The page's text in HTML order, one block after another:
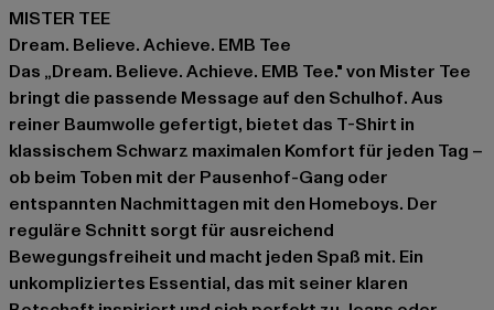
MISTER TEE
Dream. Believe. Achieve. EMB Tee
Das „Dream. Believe. Achieve. EMB Tee." von Mister Tee
bringt die passende Message auf den Schulhof. Aus
reiner Baumwolle gefertigt, bietet das T-Shirt in
klassischem Schwarz maximalen Komfort für jeden Tag –
ob beim Toben mit der Pausenhof-Gang oder
entspannten Nachmittagen mit den Homeboys. Der
reguläre Schnitt sorgt für ausreichend
Bewegungsfreiheit und macht jeden Spaß mit. Ein
unkompliziertes Essential, das mit seiner klaren